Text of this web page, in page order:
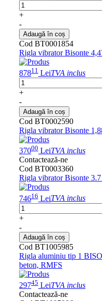
+
-
Adaugă în coș
Cod BT0001854
Rigla vibrator Bisonte
87811 LeiTVA inclus
+
-
Adaugă în coș
Cod BT0002590
Rigla vibrator Bisonte
37000 LeiTVA inclus
Contactează-ne
Cod BT0003360
Rigla vibrator Bisonte
74616 LeiTVA inclus
+
-
Adaugă în coș
Cod BT1005985
Rigla aluminiu tip 1
beton, RMFS
29745 LeiTVA inclus
Contactează-ne